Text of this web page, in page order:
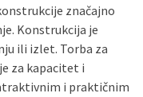
značajno
Konstrukcija je
ili izlet. Torba za
za kapacitet i
i praktičnim